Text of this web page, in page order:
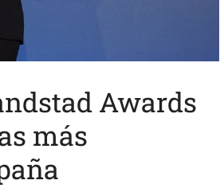
Awards
más